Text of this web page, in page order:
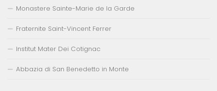
Monastere Sainte-Marie de la Garde
Fraternite Saint-Vincent Ferrer
Institut Mater Dei Cotignac
Abbazia di San Benedetto in Monte